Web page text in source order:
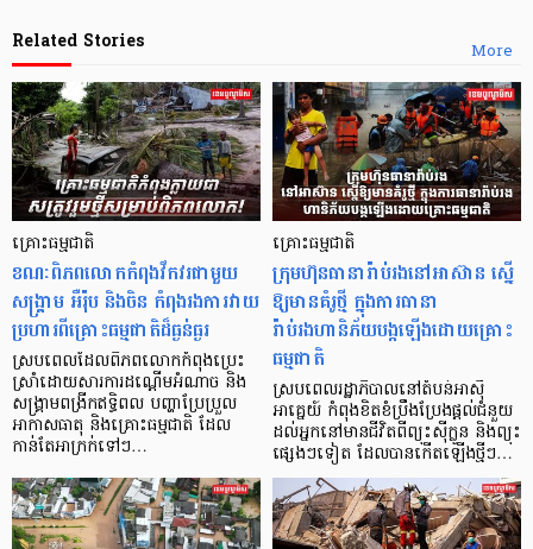
More
Related Stories
គ្រោះធម្មជាតិ
ខណៈពិភពលោកកំពុងវឹកវរជាមួយ
សង្គ្រាម ​អឺរ៉ុប និងចិន កំពុងរងការវាយ
ប្រហារពីគ្រោះធម្មជាតិដ៏ធ្ងន់ធ្ងរ
ស្របពេលដែលពិភពលោកកំពុងប្រេះ
ស្រាំដោយសារការដណ្តើមអំណាច និង
សង្គ្រាមពង្រីកឥទ្ធិពល បញ្ហាប្រែប្រួល
អាកាសធាតុ និងគ្រោះធម្មជាតិ ដែល
កាន់តែអាក្រក់ទៅៗ…
គ្រោះធម្មជាតិ
ក្រុមហ៊ុនធានារ៉ាប់រងនៅអាស៊ាន ស្នើ
ឱ្យមានគំរូថ្មី ក្នុងការធានា
រ៉ាប់រងហានិភ័យបង្កឡើងដោយគ្រោះ
ធម្មជាតិ
ស្របពេលរដ្ឋាភិបាលនៅតំបន់អាស៊ី
អាគ្នេយ៍ កំពុងខិតខំប្រឹងប្រែងផ្តល់ជំនួយ
ដល់អ្នកនៅមានជីវិតពីព្យុះស៊ីក្លូន និងព្យុះ
ផ្សេងៗទៀត ដែលបានកើតឡើងថ្មីៗ…